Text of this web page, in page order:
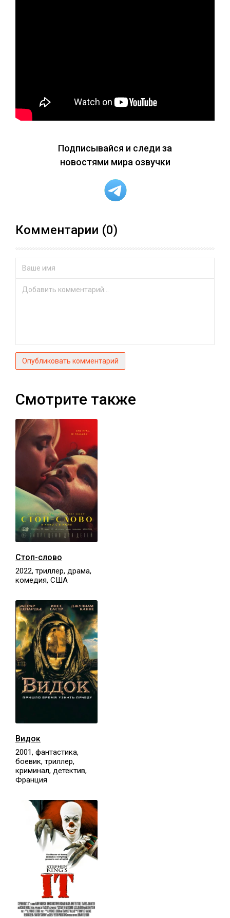
Подписывайся и следи за
новостями мира озвучки
Комментарии (0)
Опубликовать комментарий
Смотрите также
Стоп-слово
2022, триллер, драма,
комедия, США
Видок
2001, фантастика,
боевик, триллер,
криминал, детектив,
Франция